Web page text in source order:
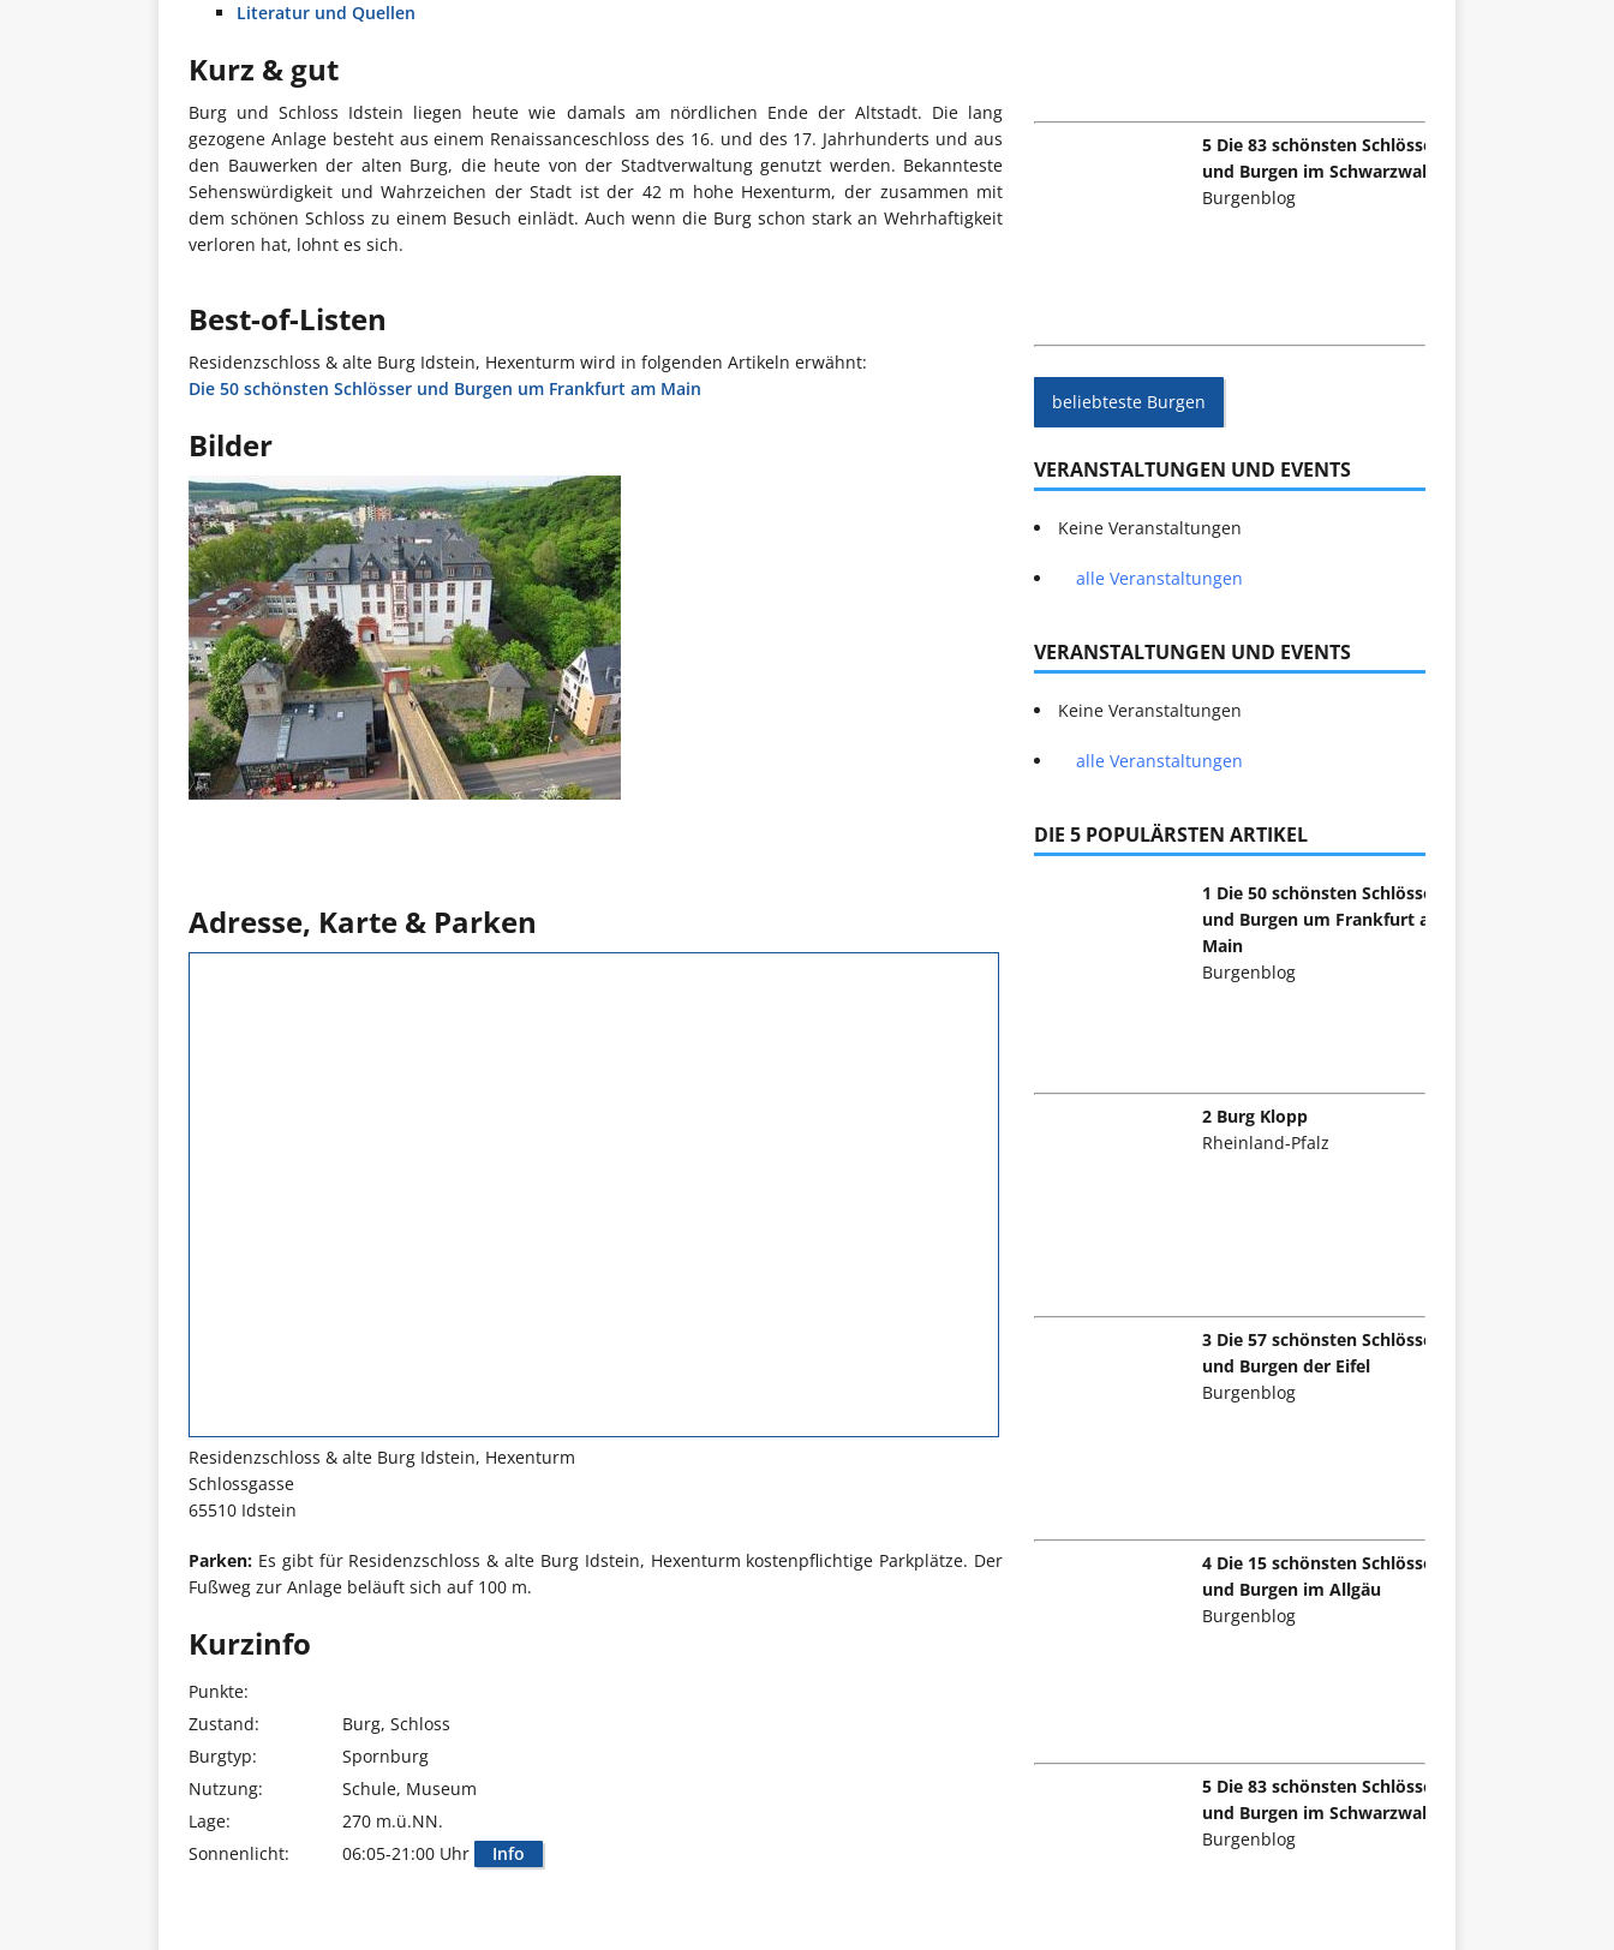
Literatur und Quellen
Kurz & gut
Burg und Schloss Idstein liegen heute wie damals am nördlichen Ende der Altstadt. Die lang
gezogene Anlage besteht aus einem Renaissanceschloss des 16. und des 17. Jahrhunderts und aus
den Bauwerken der alten Burg, die heute von der Stadtverwaltung genutzt werden. Bekannteste
Sehenswürdigkeit und Wahrzeichen der Stadt ist der 42 m hohe Hexenturm, der zusammen mit
dem schönen Schloss zu einem Besuch einlädt. Auch wenn die Burg schon stark an Wehrhaftigkeit
verloren hat, lohnt es sich.
Best-of-Listen
Residenzschloss & alte Burg Idstein, Hexenturm wird in folgenden Artikeln erwähnt:
Die 50 schönsten Schlösser und Burgen um Frankfurt am Main
Bilder
Adresse, Karte & Parken
Residenzschloss & alte Burg Idstein, Hexenturm
Schlossgasse
65510 Idstein
Parken: Es gibt für Residenzschloss & alte Burg Idstein, Hexenturm kostenpflichtige Parkplätze. Der
Fußweg zur Anlage beläuft sich auf 100 m.
Kurzinfo
Punkte:
Zustand:
Burg, Schloss
Burgtyp:
Spornburg
Nutzung:
Schule, Museum
Lage:
270 m.ü.NN.
Sonnenlicht:
06:05-21:00 Uhr Info
5 Die 83 schönsten Schlösser
und Burgen im Schwarzwald
Burgenblog
beliebteste Burgen
VERANSTALTUNGEN UND EVENTS
Keine Veranstaltungen
alle Veranstaltungen
VERANSTALTUNGEN UND EVENTS
Keine Veranstaltungen
alle Veranstaltungen
DIE 5 POPULÄRSTEN ARTIKEL
1 Die 50 schönsten Schlösser
und Burgen um Frankfurt am
Main
Burgenblog
2 Burg Klopp
Rheinland-Pfalz
3 Die 57 schönsten Schlösser
und Burgen der Eifel
Burgenblog
4 Die 15 schönsten Schlösser
und Burgen im Allgäu
Burgenblog
5 Die 83 schönsten Schlösser
und Burgen im Schwarzwald
Burgenblog